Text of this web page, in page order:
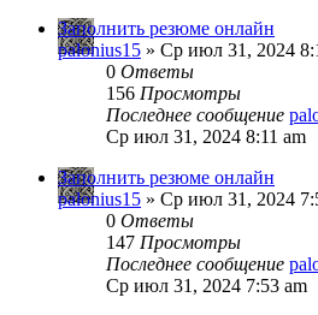
Заполнить резюме онлайн
palonius15 » Ср июл 31, 2024
0 Ответы
156 Просмотры
Последнее сообщение
Ср июл 31, 2024 8:11 am
Заполнить резюме онлайн
palonius15 » Ср июл 31, 2024
0 Ответы
147 Просмотры
Последнее сообщение
Ср июл 31, 2024 7:53 am